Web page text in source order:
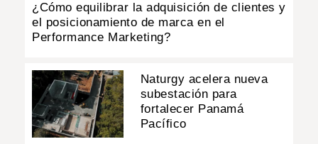
¿Cómo equilibrar la adquisición de clientes y
el posicionamiento de marca en el
Performance Marketing?
Naturgy acelera nueva
subestación para
fortalecer Panamá
Pacífico